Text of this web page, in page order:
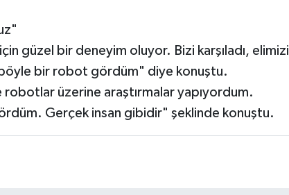
güzel bir deneyim oluyor. Bizi karşıladı, elimizi
bir robot gördüm" diye konuştu.
üzerine araştırmalar yapıyordum.
Gerçek insan gibidir" şeklinde konuştu.